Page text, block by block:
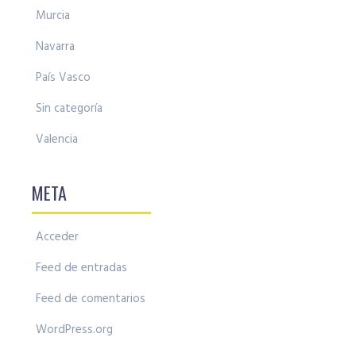
Murcia
Navarra
País Vasco
Sin categoría
Valencia
META
Acceder
Feed de entradas
Feed de comentarios
WordPress.org